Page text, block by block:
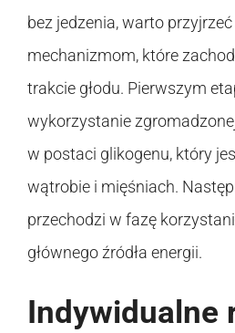
bez jedzenia, warto
mechanizmom, które
trakcie głodu. Pierwszym
wykorzystanie
w postaci glikogenu, który
wątrobie i mięśniach.
przechodzi w fazę
głównego źródła energii.
Indywidualne